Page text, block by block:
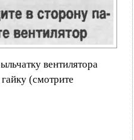
вентилятора
(смотрите